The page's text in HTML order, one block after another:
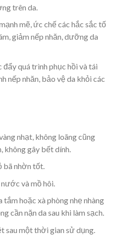
trên da.
mẽ, ức chế các hắc sắc tố
giảm nếp nhăn, dưỡng da
quá trình phục hồi và tái
nếp nhăn, bảo vệ da khỏi các
nhạt, không loãng cũng
không gây bết dính.
bã nhờn tốt.
và mồ hôi.
tắm hoặc xà phòng nhẹ nhàng
cần nặn da sau khi làm sạch.
sau một thời gian sử dụng.